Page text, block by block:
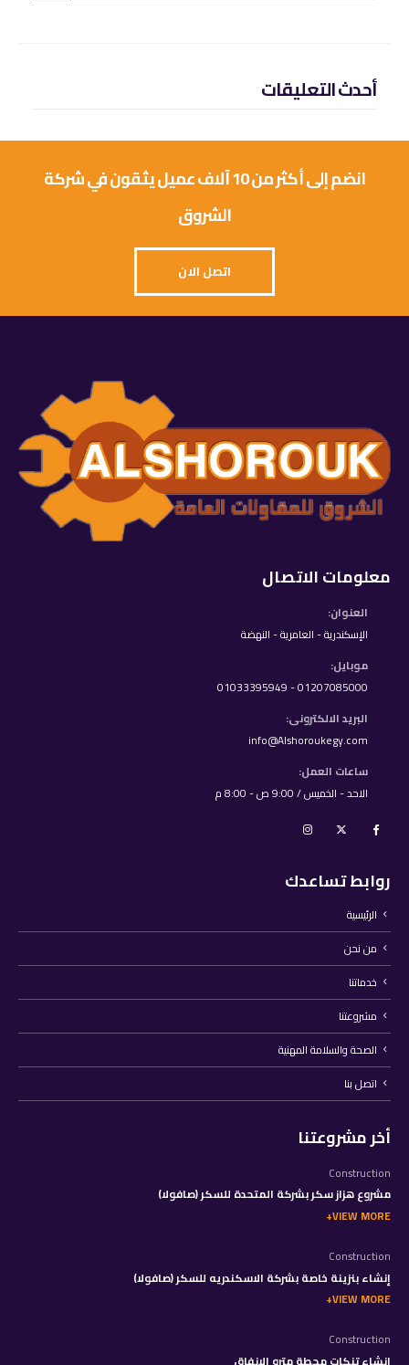
أحدث التعليقات
انضم إلى أكثر من 10 آلاف عميل يثقون في شركة
الشروق
اتصل الان
معلومات الاتصال
العنوان:
الإسكندرية - العامرية - النهضة
موبايل:
01207085000 - 01033395949
البريد الالكترونى:
info@Alshoroukegy.com
ساعات العمل:
الاحد - الخميس / 9:00 ص - 8:00 م
روابط تساعدك
الرئيسية
من نحن
خدماتنا
مشروعتنا
الصحة والسلامة المهنية
اتصل بنا
أخر مشروعتنا
Construction
مشروع هزاز سكر بشركة المتحدة للسكر (صافولا)
VIEW MORE
Construction
إنشاء بنزينة خاصة بشركة الاسكندريه للسكر (صافولا)
VIEW MORE
Construction